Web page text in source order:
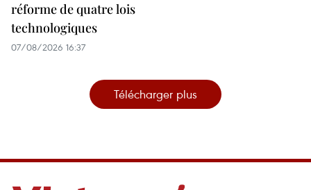
réforme de quatre lois
technologiques
07/08/2026 16:37
Télécharger plus